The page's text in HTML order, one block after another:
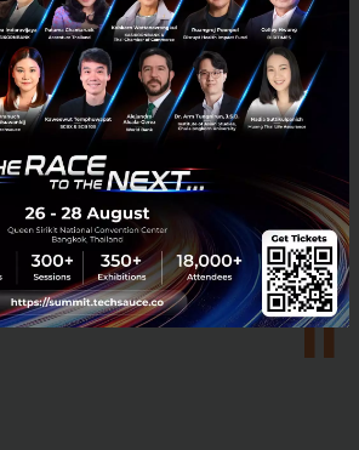
บลูกค้าอย่างชาญฉลาดและไร้รอยต่อ
คเศรษฐกิจและสังคม 4.0)
ไม่เป็น Omni Channel แต่
ะไปแนวนี้